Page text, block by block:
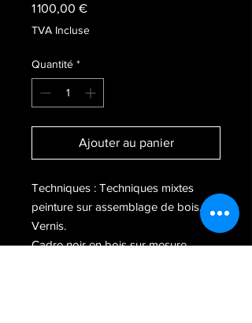
1 100,00 €Prix
TVA Incluse
Quantité *
Ajouter au panier
Techniques : Techniques mixtes
peinture sur assemblage de bois.
Vernis.
Cadre noir en bois sur mesure